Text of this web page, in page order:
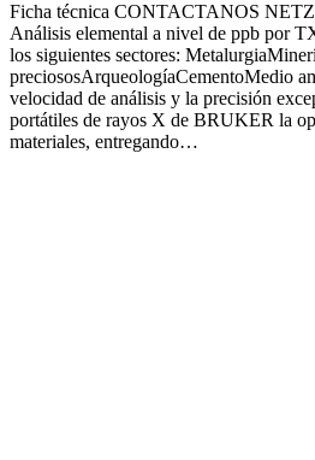
Ficha técnica CONTACTANOS
Análisis elemental a nivel de ppb por
los siguientes sectores:
preciososArqueologíaCementoMedio
velocidad de análisis y la precisión
portátiles de rayos X de BRUKER la
materiales, entregando…